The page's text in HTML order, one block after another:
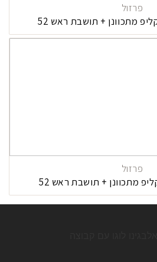
פרזול
מתכוונן + תושבת ראש 52
פרזול
מתכוונן + תושבת ראש 52